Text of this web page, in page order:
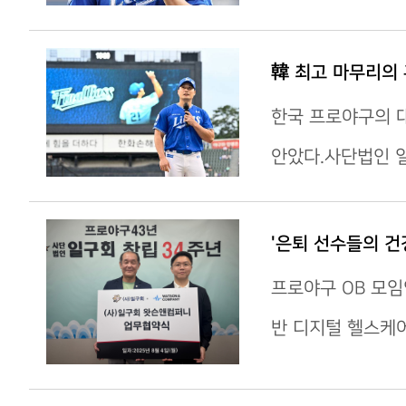
韓 최고 마무리
한국 프로야구의
안았다.사단법인
'은퇴 선수들의
프로야구 OB 모
반 디지털 헬스케